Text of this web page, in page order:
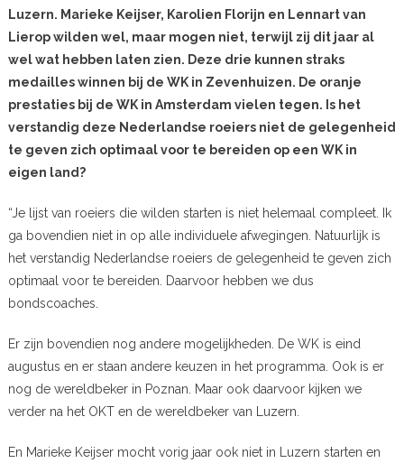
Luzern. Marieke Keijser, Karolien Florijn en Lennart van
Lierop wilden wel, maar mogen niet, terwijl zij dit jaar al
wel wat hebben laten zien. Deze drie kunnen straks
medailles winnen bij de WK in Zevenhuizen. De oranje
prestaties bij de WK in Amsterdam vielen tegen. Is het
verstandig deze Nederlandse roeiers niet de gelegenheid
te geven zich optimaal voor te bereiden op een WK in
eigen land?
“Je lijst van roeiers die wilden starten is niet helemaal compleet. Ik
ga bovendien niet in op alle individuele afwegingen. Natuurlijk is
het verstandig Nederlandse roeiers de gelegenheid te geven zich
optimaal voor te bereiden. Daarvoor hebben we dus
bondscoaches.
Er zijn bovendien nog andere mogelijkheden. De WK is eind
augustus en er staan andere keuzen in het programma. Ook is er
nog de wereldbeker in Poznan. Maar ook daarvoor kijken we
verder na het OKT en de wereldbeker van Luzern.
En Marieke Keijser mocht vorig jaar ook niet in Luzern starten en